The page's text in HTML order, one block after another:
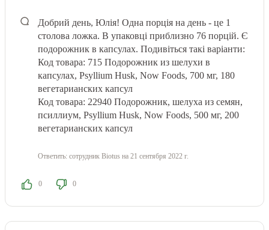
Добрий день, Юлія! Одна порція на день - це 1
столова ложка. В упаковці приблизно 76 порцій. Є
подорожник в капсулах. Подивіться такі варіанти:
Код товара: 715 Подорожник из шелухи в
капсулах, Psyllium Husk, Now Foods, 700 мг, 180
вегетарианских капсул
Код товара: 22940 Подорожник, шелуха из семян,
псиллиум, Psyllium Husk, Now Foods, 500 мг, 200
вегетарианских капсул
Ответить: сотрудник Biotus на 21 сентября 2022 г.
0 0